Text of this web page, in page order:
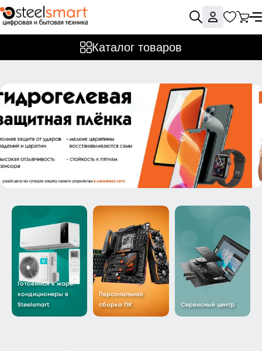
Каталог товаров
Готовимся к жаре:
кондиционеры в
Steelsmart
Персональная
сборка ПК
Сервисный центр